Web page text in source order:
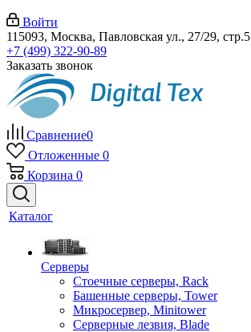
Войти
115093, Москва, Павловская ул., 27/29, стр.5
+7 (499) 322-90-89
Заказать звонок
Сравнение0
Отложенные 0
Корзина 0
Каталог
Серверы
Стоечные серверы, Rack
Башенные серверы, Tower
Микросервер, Minitower
Серверные лезвия, Blade